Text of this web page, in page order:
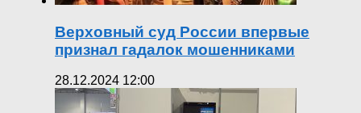
Верховный суд России впервые
признал гадалок мошенниками
28.12.2024 12:00